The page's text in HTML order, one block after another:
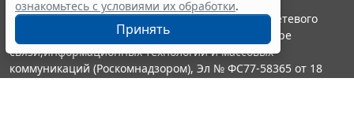
ознакомьтесь с условиями их обработки.
Принять
Портал ГАРАНТ.РУ зарегистрирован в качестве сетевого
издания Федеральной службой по надзору в сфере
связи,информационных технологий и массовых
коммуникаций (Роскомнадзором), Эл № ФС77-58365 от 18